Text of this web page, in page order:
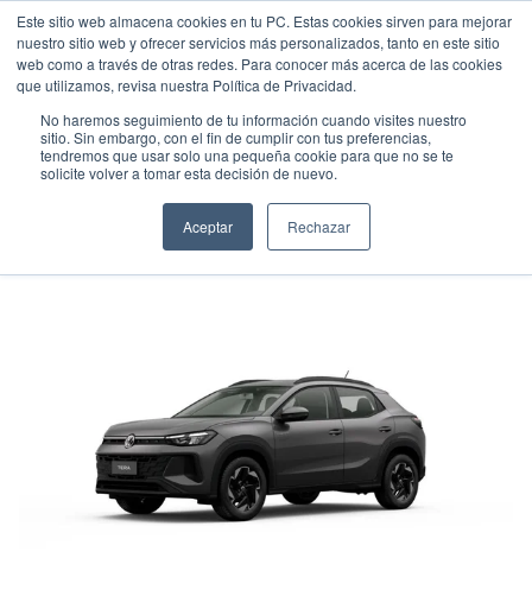
Este sitio web almacena cookies en tu PC. Estas cookies sirven para mejorar
nuestro sitio web y ofrecer servicios más personalizados, tanto en este sitio
web como a través de otras redes. Para conocer más acerca de las cookies
que utilizamos, revisa nuestra Política de Privacidad.
No haremos seguimiento de tu información cuando visites nuestro
sitio. Sin embargo, con el fin de cumplir con tus preferencias,
tendremos que usar solo una pequeña cookie para que no se te
solicite volver a tomar esta decisión de nuevo.
Aceptar Rechazar
VOLKSWAGEN TERA COMFORTLINE
GASOLINA